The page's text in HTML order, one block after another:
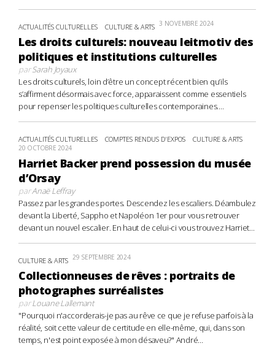
ACTUALITÉS CULTURELLES CULTURE & ARTS 3 NOVEMBRE 2024
Les droits culturels: nouveau leitmotiv des
politiques et institutions culturelles
parSarah Joyaux
Les droits culturels, loin d’être un concept récent bien qu’ils
s’affirment désormais avec force, apparaissent comme essentiels
pour repenser les politiques culturelles contemporaines....
ACTUALITÉS CULTURELLES COMPTES RENDUS D'EXPOS CULTURE & ARTS
20 OCTOBRE 2024
Harriet Backer prend possession du musée
d’Orsay
parAnaë Leffray
Passez par les grandes portes. Descendez les escaliers. Déambulez
devant la Liberté, Sappho et Napoléon 1er pour vous retrouver
devant un nouvel escalier. En haut de celui-ci vous trouvez Harriet...
CULTURE & ARTS 29 SEPTEMBRE 2024
Collectionneuses de rêves : portraits de
photographes surréalistes
parLouane Lallemant
"Pourquoi n'accorderais-je pas au rêve ce que je refuse parfois à la
réalité, soit cette valeur de certitude en elle-même, qui, dans son
temps, n'est point exposée à mon désaveu?" André...